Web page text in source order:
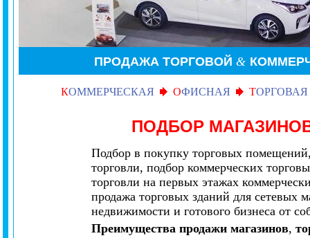
ПРОДАЖА ТОРГОВОЙ &
КОММЕРЧЕСКАЯ ОФИСНАЯ ТОРГОВАЯ
ПОДБОР
Подбор в покупку торговых
торговли, подбор коммерческих
торговли на первых этажах
продажа торговых зданий для сетевых
недвижимости и готового бизнеса от
Преимущества продажи магазинов,